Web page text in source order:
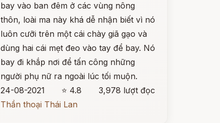
bay vào ban đêm ở các vùng nông
thôn, loài ma này khá dễ nhận biết vì nó
luôn cưỡi trên một cái chày giã gạo và
dùng hai cái mẹt đeo vào tay để bay. Nó
bay đi khắp nơi để tấn công những
người phụ nữ ra ngoài lúc tối muộn.
24-08-2021
⭐ 4.8
3,978 lượt đọc
Thần thoại Thái Lan